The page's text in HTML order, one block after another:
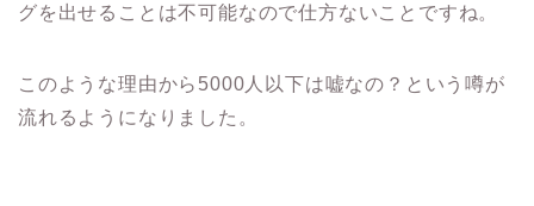
グを出せることは不可能なので仕方ないことですね。
このような理由から5000人以下は嘘なの？という噂が
流れるようになりました。